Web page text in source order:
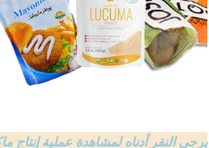
يرجى النقر أدناه لمشاهدة عملية إنتاج